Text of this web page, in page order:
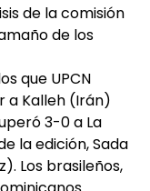
de la comisión
de los
que UPCN
a Kalleh (Irán)
3-0 a La
la edición, Sada
Los brasileños,